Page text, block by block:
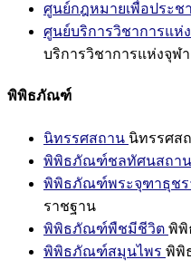
ศูนย์กฎหมายเพื่อประช
ศูนย์บริการวิชาการแห่
บริการวิชาการแห่งจุฬ
พิพิธภัณฑ์
นิทรรศสถาน นิทรรศส
พิพิธภัณฑ์ชลทัศนสถาน
พิพิธภัณฑ์พระจุฑาธุชร
ราชฐาน
พิพิธภัณฑ์พืชมีชีวิต พิ
พิพิธภัณฑ์สมุนไพร พิพิ